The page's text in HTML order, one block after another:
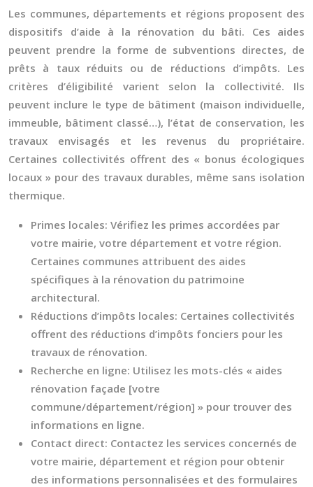
Les communes, départements et régions proposent des
dispositifs d’aide à la rénovation du bâti. Ces aides
peuvent prendre la forme de subventions directes, de
prêts à taux réduits ou de réductions d’impôts. Les
critères d’éligibilité varient selon la collectivité. Ils
peuvent inclure le type de bâtiment (maison individuelle,
immeuble, bâtiment classé…), l’état de conservation, les
travaux envisagés et les revenus du propriétaire.
Certaines collectivités offrent des « bonus écologiques
locaux » pour des travaux durables, même sans isolation
thermique.
Primes locales: Vérifiez les primes accordées par
votre mairie, votre département et votre région.
Certaines communes attribuent des aides
spécifiques à la rénovation du patrimoine
architectural.
Réductions d’impôts locales: Certaines collectivités
offrent des réductions d’impôts fonciers pour les
travaux de rénovation.
Recherche en ligne: Utilisez les mots-clés « aides
rénovation façade [votre
commune/département/région] » pour trouver des
informations en ligne.
Contact direct: Contactez les services concernés de
votre mairie, département et région pour obtenir
des informations personnalisées et des formulaires